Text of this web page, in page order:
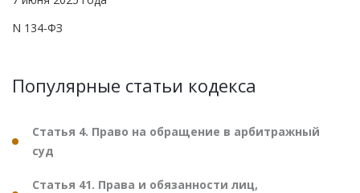
N 134-ФЗ
Популярные статьи кодекса
Статья 4. Право на обращение в арбитражный
суд
Статья 41. Права и обязанности лиц,